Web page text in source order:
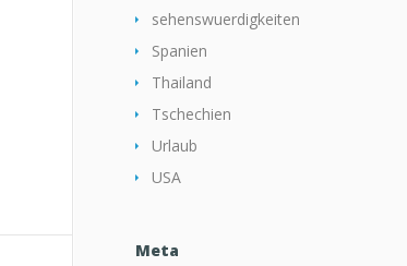
sehenswuerdigkeiten
Spanien
Thailand
Tschechien
Urlaub
USA
Meta